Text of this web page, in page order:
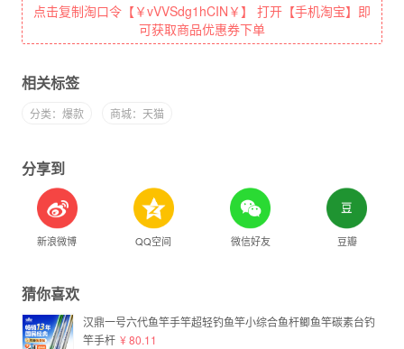
点击复制淘口令【￥vVVSdg1hCIN￥】 打开【手机淘宝】即
可获取商品优惠券下单
相关标签
分类：爆款 商城：天猫
分享到
新浪微博 QQ空间 微信好友 豆瓣
猜你喜欢
汉鼎一号六代鱼竿手竿超轻钓鱼竿小综合鱼杆鲫鱼竿碳素台钓
竿手杆 ¥ 80.11